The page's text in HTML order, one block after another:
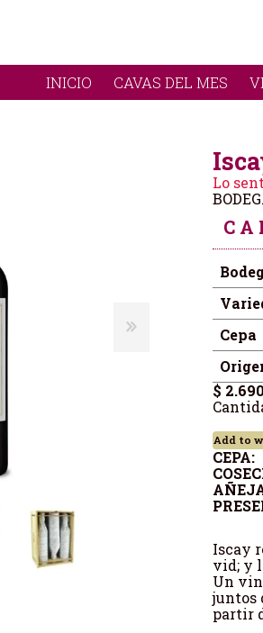
INICIO CAVAS DEL MES
Lo
Cepa
$ 2.690
Add to
CEPA:
Iscay
vid; y
Un
juntos
partir